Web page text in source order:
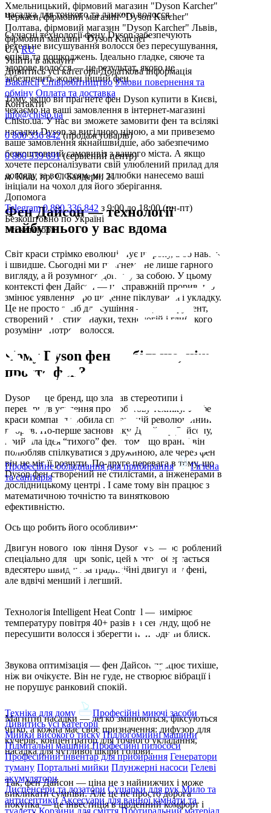
насадка для тонкого та ламкого волосся.
Сучасні технології фену Dyson забезпечують
ретельне висушування волосся без пересушування,
опіків та пошкоджень. Ідеально гладке, сяюче та
здорове волосся — це результат, якого не
забезпечить жоден інший фен.
Тому, якщо ви прагнете фен Dyson купити в Києві,
чекаємо на ваші замовлення в інтернет-магазині
Chisto.ua. У нас ви зможете замовити фен та всілякі
насадки Dyson за вигідною ціною, а ми привеземо
ваше замовлення якнайшвидше, або забезпечимо
безкоштовний самовивіз з вашого міста. А якщо
хочете персоналізувати свій улюблений прилад для
догляду за волоссям, ми залюбки нанесемо ваші
ініціали на чохол для його зберігання.
Фен Дайсон — технології
майбутнього у вас вдома
Світ краси стрімко еволюціонує щороку, а бо навіть
і швидше. Сьогодні ми прагнемо не лише гарного
вигляду, а й розумного догляду за собою. У цьому
контексті фен Дайсон — це справжній прорив, що
змінює уявлення про щоденне піклування і укладку.
Це не просто засіб для сушіння — це інструмент,
створений на стику науки, технологій і глибокого
розуміння потреб волосся.
Чому Dyson фен — більше, ніж
просто фен?
Dyson — це бренд, що зламав стереотипи і
перевернув уявлення про побутову техніку. У сфері
краси компанія зробила справжній революційний
прорив. По-перше засновнику, Джеймсу Дайсону,
прийшла ідея “тихого” фену тому, що вранці він
полюбляв спілкуватися з дружиною, але через фен
він не міг її розчути. По-друге перевага в тому, що
Dyson фен створений не стилістами, а інженерами в
дослідницькому центрі . І саме тому він працює з
математичною точністю та винятковою
ефективністю.
Ось що робить його особливим:
Двигун нового покоління Dyson V9 — розроблений
спеціально для Supersonic, цей мотор обертається
вдесятеро швидше за традиційні двигуни у фені,
але вдвічі менший і легший.
Технологія Intelligent Heat Control — вимірює
температуру повітря 40+ разів на секунду, щоб не
пересушити волосся і зберегти природний блиск.
Звукова оптимізація — фен Дайсон працює тихіше,
ніж ви очікуєте. Він не гуде, не створює вібрації і
не порушує ранковий спокій.
Магнітні насадки — легко змінюються, фіксуються
чітко, а кожна має своє призначення: дифузор для
кучерів, концентратор для точного укладання,
насадка для чутливої шкіри голови.
Так, фен Дайсон — ціна не з найнижчих і може
викликати сумніви. Але це не просто дорога
покупка — це інвестиція в щоденний комфорт і
Хмельницький, фірмовий магазин "Dyson Karcher"
Черкаси, фірмовий магазин "Dyson Karcher"
Полтава, фірмовий магазин "Dyson Karcher" Львів,
фірмовий магазин "Dyson Karcher"
UA RU
Увiйти в аккаунт
Дивитись усі категорії Додаткова інформація
Вакансії Співробітництво Умови повернення та
обміну Оплата та доставка
Контакти
info@chisto.ua
0 800 336 842(продаж товарів)
0 800 339 691(сервісний центр)
м. Київ, пр. С. Бандери, 21
Допомога
Telegram 0 800 336 842 з 9:00 до 18:00 (пн-пт)
Безкоштовно по Україні
Усі категорії
Професійне обладнання для прибирання
Гігієна
та санітарія
Техніка для дому
Професійні миючі засоби
Дивитись усі категорії
Мийки високого тиску Підлогомийні машини
Підмітальні машини Професійні пилососи
Професійний інвентар для прибирання Генератори
туману Портальні мийки Плунжерні насоси Гелеві
акумулятори
Диспенсери та дозатори Сушарки для рук Мило та
антисептики Аксесуари для ванної кімнати та